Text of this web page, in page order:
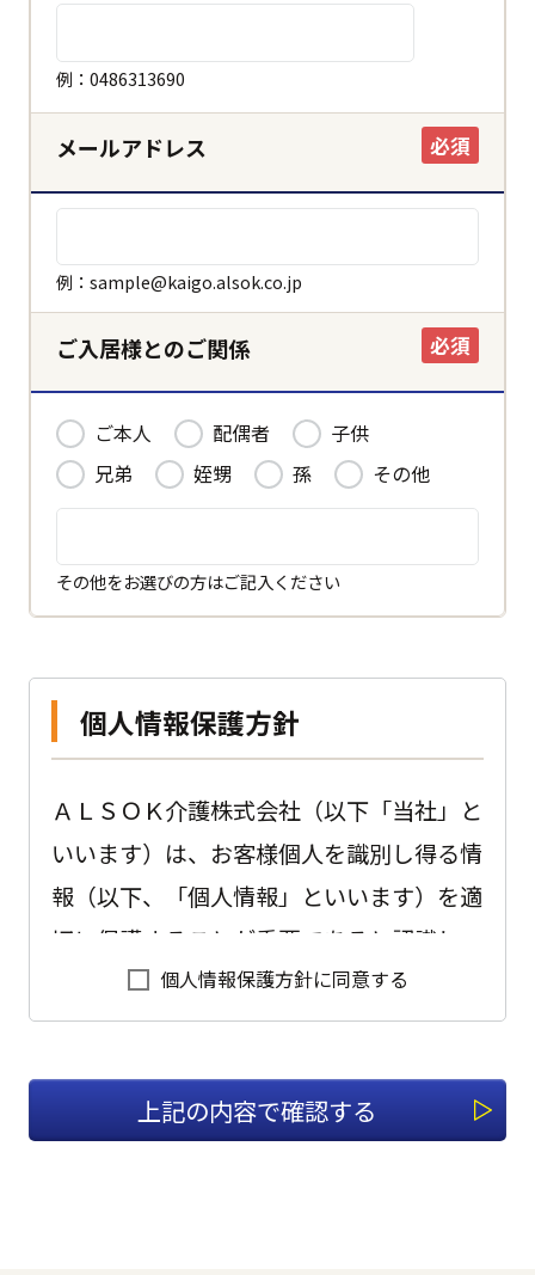
キャンセル
決定する
例：0486313690
メールアドレス 必須
例：sample@kaigo.alsok.co.jp
ご入居様とのご関係 必須
ご本人 配偶者
子供
兄弟
姪甥 孫 その他
その他をお選びの方はご記入ください
個人情報保護方針
ＡＬＳＯＫ介護株式会社（以下「当社」と
いいます）は、お客様個人を識別し得る情
報（以下、「個人情報」といいます）を適
切に保護することが重要であると認識し、
以下のように会社として取り組んでおりま
す。
1.適切な個人情報の収集、利用、
提供、預託を行います。
個人情報保護方針に同意する